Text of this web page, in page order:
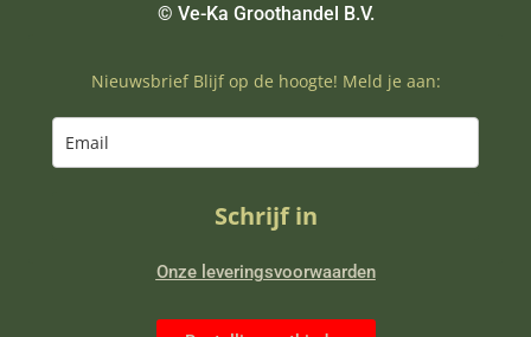
© Ve-Ka Groothandel B.V.
Nieuwsbrief Blijf op de hoogte! Meld je aan:
Schrijf in
Onze leveringsvoorwaarden